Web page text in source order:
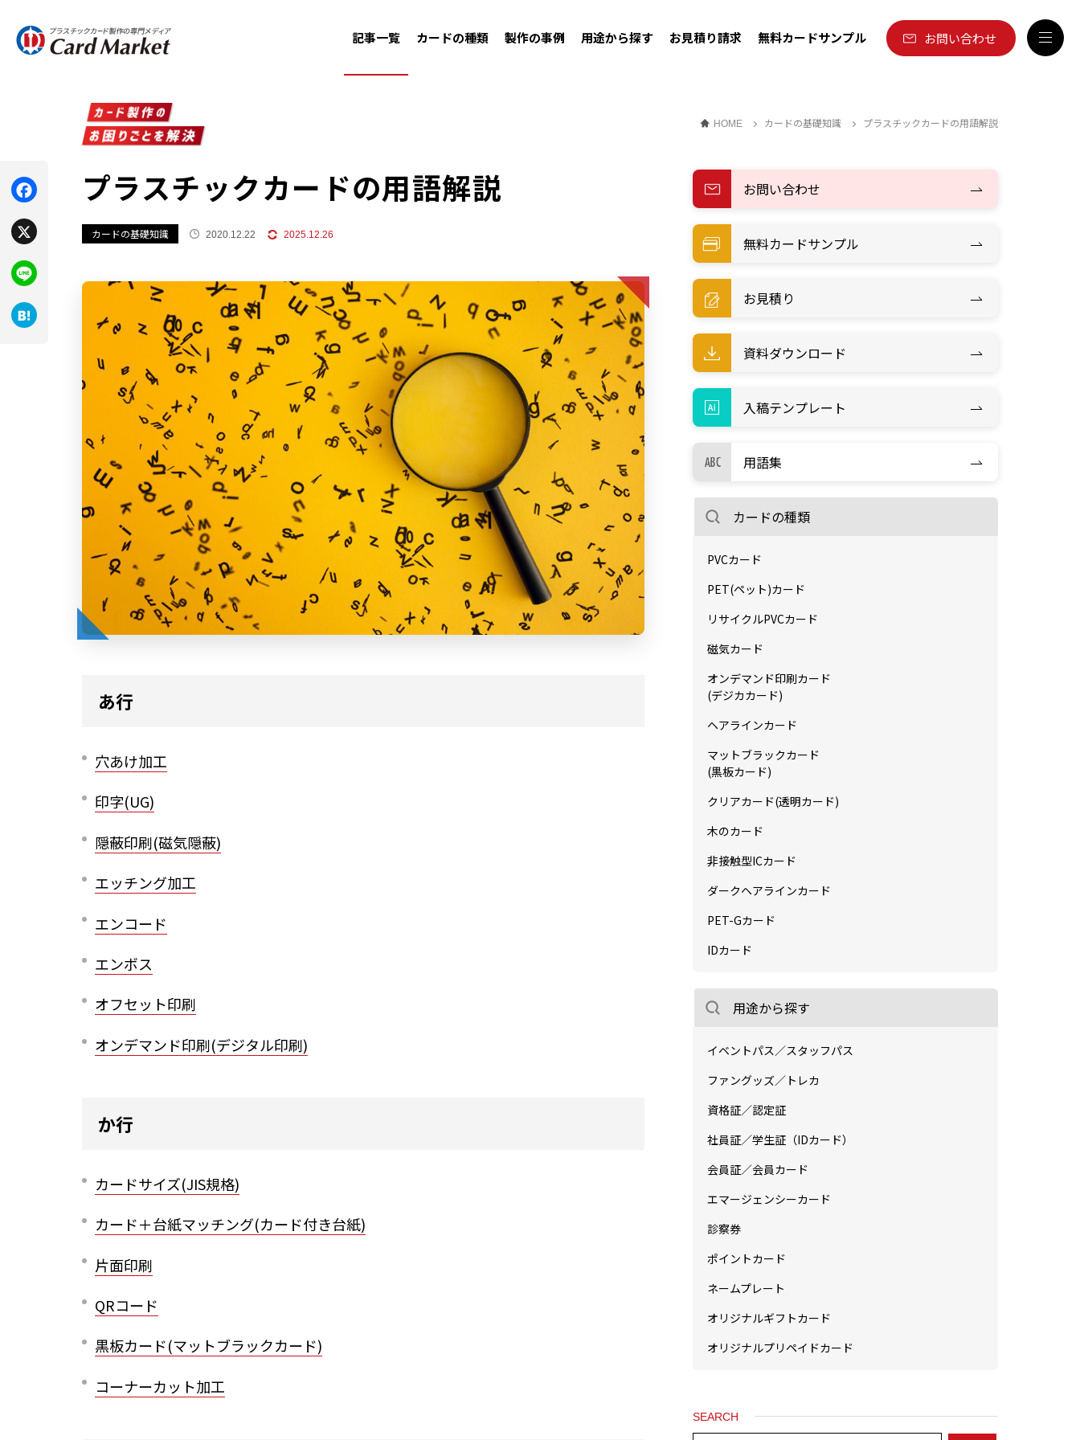
記事一覧 カードの種類 製作の事例 用途から探す お見積り請求 無料カードサンプル お問い合わせ
HOME カードの基礎知識 プラスチックカードの用語解説
プラスチックカードの用語解説
カードの基礎知識 2020.12.22 2025.12.26
あ行
穴あけ加工
印字(UG)
隠蔽印刷(磁気隠蔽)
エッチング加工
エンコード
エンボス
オフセット印刷
オンデマンド印刷(デジタル印刷)
か行
カードサイズ(JIS規格)
カード＋台紙マッチング(カード付き台紙)
片面印刷
QRコード
黒板カード(マットブラックカード)
コーナーカット加工
お問い合わせ
無料カードサンプル
お見積り
資料ダウンロード
入稿テンプレート
用語集
カードの種類
PVCカード
PET(ペット)カード
リサイクルPVCカード
磁気カード
オンデマンド印刷カード
(デジカカード)
ヘアラインカード
マットブラックカード
(黒板カード)
クリアカード(透明カード)
木のカード
非接触型ICカード
ダークヘアラインカード
PET-Gカード
IDカード
用途から探す
イベントパス／スタッフパス
ファングッズ／トレカ
資格証／認定証
社員証／学生証（IDカード）
会員証／会員カード
エマージェンシーカード
診察券
ポイントカード
ネームプレート
オリジナルギフトカード
オリジナルプリペイドカード
SEARCH
a
c
b
i